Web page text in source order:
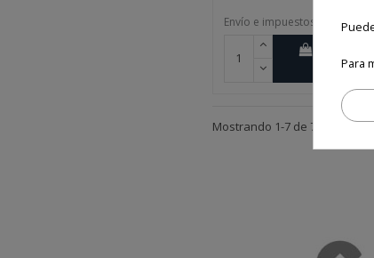
Envío e impuestos incluidos
carrito
Mostrando 1-7 de 7 artículo(s)
Para